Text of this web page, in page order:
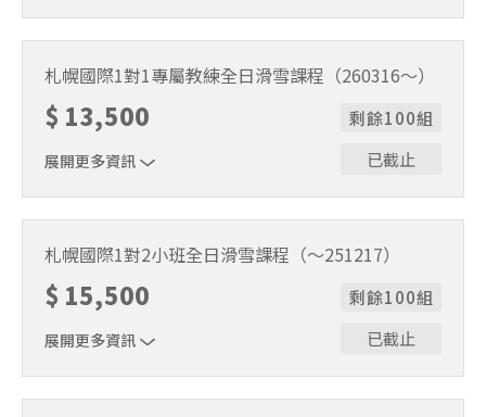
15:30（含午休1小時）。
札幌國際1對1專屬教練全日滑雪課程（260316～）
$ 13,500
展開更多資訊
剩餘100組
已截止
15:30（含午休1小時）。
札幌國際1對2小班全日滑雪課程（～251217）
$ 15,500
展開更多資訊
剩餘100組
已截止